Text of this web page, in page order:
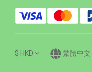
$ HKD 繁體中文